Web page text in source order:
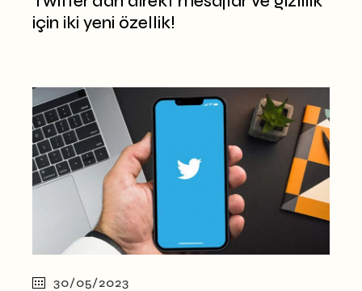
için iki yeni özellik!
30/05/2023